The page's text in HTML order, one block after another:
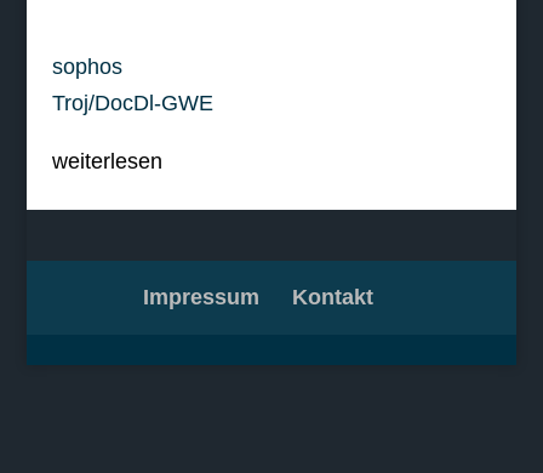
sophos
Troj/DocDl-GWE
weiterlesen
Impressum Kontakt